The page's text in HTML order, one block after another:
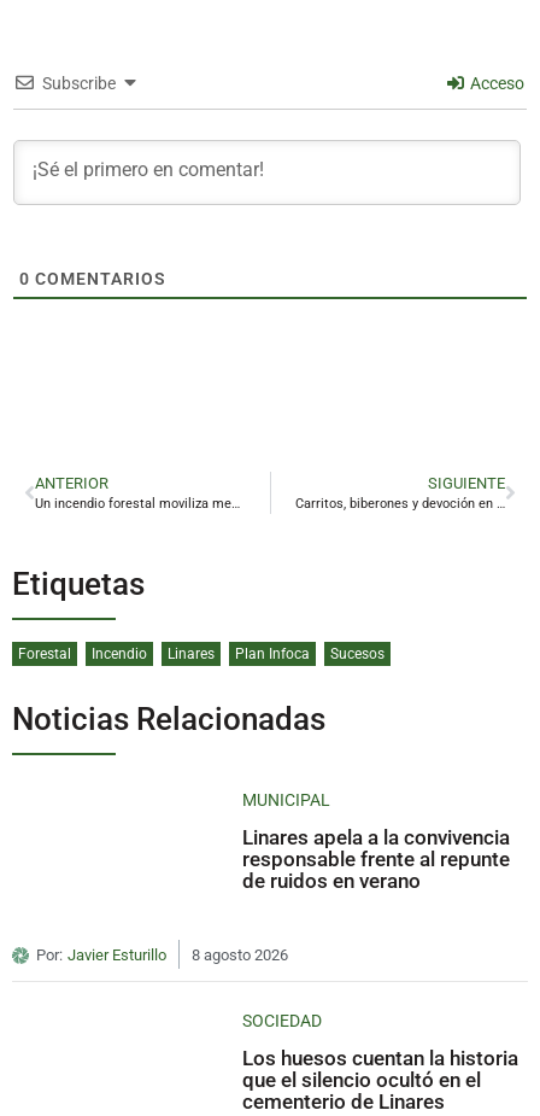
Subscribe Acceso
0 COMENTARIOS
ANTERIOR
Un incendio forestal moviliza medios del Plan Infoca en Linares
SIGUIENTE
Carritos, biberones y devoción en el Santuario de la Virgen de Linarejos
Etiquetas
Forestal Incendio Linares Plan Infoca Sucesos
Noticias Relacionadas
MUNICIPAL
Linares apela a la convivencia
responsable frente al repunte
de ruidos en verano
Por: Javier Esturillo 8 agosto 2026
SOCIEDAD
Los huesos cuentan la historia
que el silencio ocultó en el
cementerio de Linares